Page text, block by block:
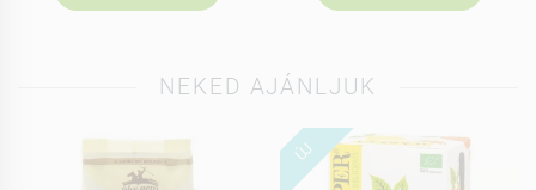
NEKED AJÁNLJUK
ÚJ